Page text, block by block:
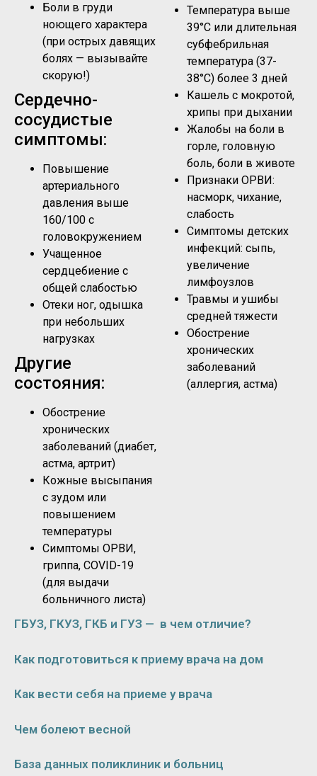
Боли в груди
ноющего характера
(при острых давящих
болях — вызывайте
скорую!)
Сердечно-
сосудистые
симптомы:
Повышение
артериального
давления выше
160/100 с
головокружением
Учащенное
сердцебиение с
общей слабостью
Отеки ног, одышка
при небольших
нагрузках
Другие
состояния:
Обострение
хронических
заболеваний (диабет,
астма, артрит)
Кожные высыпания
с зудом или
повышением
температуры
Симптомы ОРВИ,
гриппа, COVID-19
(для выдачи
больничного листа)
Температура выше
39°C или длительная
субфебрильная
температура (37-
38°C) более 3 дней
Кашель с мокротой,
хрипы при дыхании
Жалобы на боли в
горле, головную
боль, боли в животе
Признаки ОРВИ:
насморк, чихание,
слабость
Симптомы детских
инфекций: сыпь,
увеличение
лимфоузлов
Травмы и ушибы
средней тяжести
Обострение
хронических
заболеваний
(аллергия, астма)
ГБУЗ, ГКУЗ, ГКБ и ГУЗ — в чем отличие?
Как подготовиться к приему врача на дом
Как вести себя на приеме у врача
Чем болеют весной
База данных поликлиник и больниц